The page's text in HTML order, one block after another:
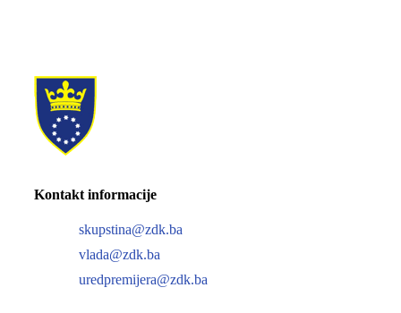
Kontakt informacije
skupstina@zdk.ba
vlada@zdk.ba
uredpremijera@zdk.ba